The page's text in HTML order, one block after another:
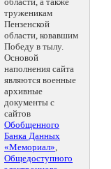
труженикам
Пензенской
области, ковавшим
Победу в тылу.
Основой
наполнения сайта
являются военные
архивные
документы с
сайтов
Обобщенного
Банка Данных
«Мемориал»,
Общедоступного